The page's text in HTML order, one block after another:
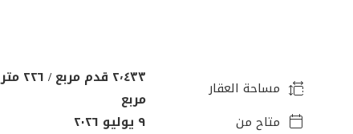
مساحة العقار
٢٬٤٣٣ قدم مربع / ٢٢٦ متر
مربع
متاح من ٩ يوليو ٢٠٢٦